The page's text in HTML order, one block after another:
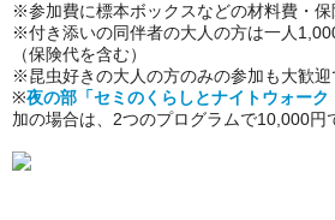
※参加費に標本ボックスなどの材料費・保
※付き添いの同伴者の大人の方は一人
（保険代を含む）
※昆虫好きの大人の方のみの参加も大歓迎
※夜の部「セミのくらしとナイトウォーク
加の場合は、2つのプログラムで10,000円